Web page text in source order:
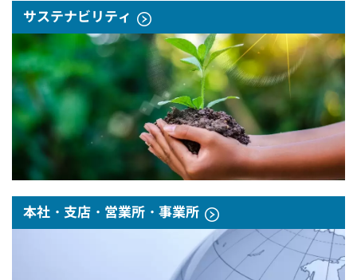
サステナビリティ
本社・支店・営業所・事業所